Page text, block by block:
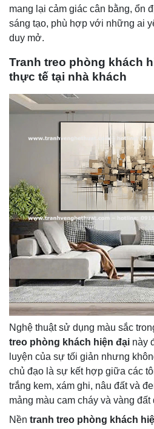
mang lại cảm giác cân bằng, ổn
sáng tạo, phù hợp với những ai
duy mở.
Tranh treo phòng khách
thực tế tại nhà khách
Nghệ thuật sử dụng màu sắc
treo phòng khách hiện đại này
luyện của sự tối giản nhưng
chủ đạo là sự kết hợp giữa các
trắng kem, xám ghi, nâu đất và
mảng màu cam cháy và vàng đất
Nền tranh treo phòng khách